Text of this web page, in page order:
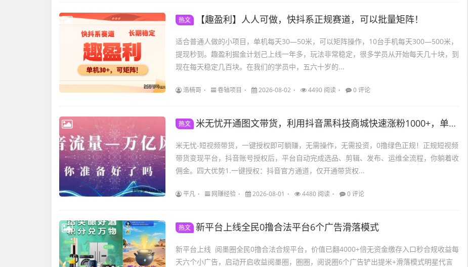
热文 【趣盈利】人人可做，快抖系正规赛道，可以批量矩阵！
适合普通人做的小项目，单机每天30—50米，可以矩阵操作，10台手机每天300—500米，
提现秒到。趣盈利掘金计划己上线一年多，玩法非常稳定，很多学员从开始每天几十块，到
现在每天稳定几百块。在我们的学员中，五六十岁的...
浩楠哥 卷轴项目 2026-08-02 4490 阅读 0 评论
热文 米无忧开通图文带货，利用抖音黑科技商城快速涨粉1000+，单日变现2W！
米无忧-短视频带货，一键授权即可躺赚，无需操作，无需投资，0撸绿色正规！正规短视频
带货变现平台，抖音账号授权后，平台自动完成选品、剪辑、发布、运维全流程，你躺着收
佣金。四大优势1.一键授权：抖音官方通道，仅开通带货权...
平凡 网赚经验 2026-08-01 4480 阅读 0 评论
热文 新平台上线全民0撸合法平台6个广告滑落模式
新平台上线 阅墨圈全民0撸合法合规平台，价值已翻4000+倍无资金缴存入口秒合规收益每
天六个小广告，启动开启收益阅墨圈，圈圈，阅说圈6个广告铲出提米+滑落模式明星代言